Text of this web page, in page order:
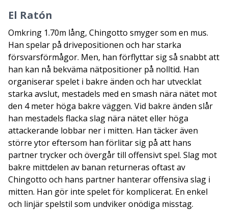
El Ratón
Omkring 1.70m lång, Chingotto smyger som en mus.
Han spelar på drivepositionen och har starka
försvarsförmågor. Men, han förflyttar sig så snabbt att
han kan nå bekväma nätpositioner på nolltid. Han
organiserar spelet i bakre änden och har utvecklat
starka avslut, mestadels med en smash nära nätet mot
den 4 meter höga bakre väggen. Vid bakre änden slår
han mestadels flacka slag nära nätet eller höga
attackerande lobbar ner i mitten. Han täcker även
större ytor eftersom han förlitar sig på att hans
partner trycker och övergår till offensivt spel. Slag mot
bakre mittdelen av banan returneras oftast av
Chingotto och hans partner hanterar offensiva slag i
mitten. Han gör inte spelet för komplicerat. En enkel
och linjär spelstil som undviker onödiga misstag.